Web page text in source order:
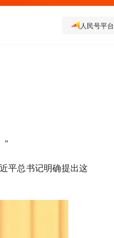
人民号平台
”
平总书记明确提出这